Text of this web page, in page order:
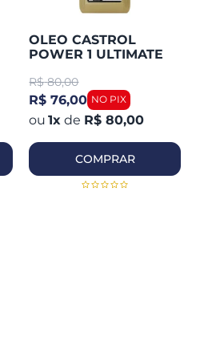
OLEO CASTROL
POWER 1 ULTIMATE
R$ 80,00
R$ 76,00
1x de R$ 80,00
COMPRAR